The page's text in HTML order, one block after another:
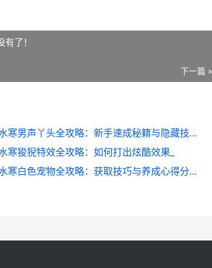
有了！
下一篇 »
逆水寒男声丫头全攻略：新手速成秘籍与隐藏技巧大揭秘
寒狻猊特效全攻略：如何打出炫酷效果_
逆水寒白色宠物全攻略：获取技巧与养成心得分享